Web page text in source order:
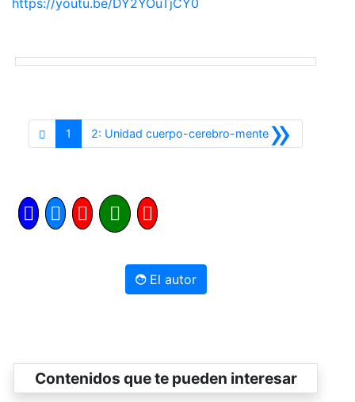
https://youtu.be/DY2YOuTjCY0
1 »
2: Unidad cuerpo-cerebro-menteSiguiente
El autor
Contenidos que te pueden interesar